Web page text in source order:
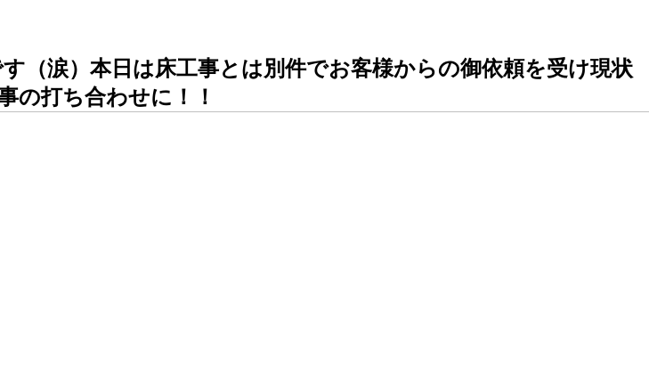
（涙）本日は床工事とは別件でお客様からの御依頼を受け現状
の打ち合わせに！！